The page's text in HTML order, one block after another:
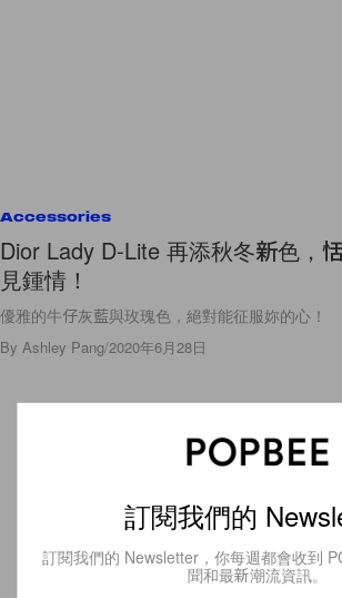
Accessories
Dior Lady D-Lite 再添秋冬新色，
見鍾情！
優雅的牛仔灰藍與玫瑰色，絕對能征服妳的心！
By Ashley Pang/2020年6月28日
訂閱我們的
訂閱我們的 Newsletter，你每週都會收到
聞和最新潮流資訊。